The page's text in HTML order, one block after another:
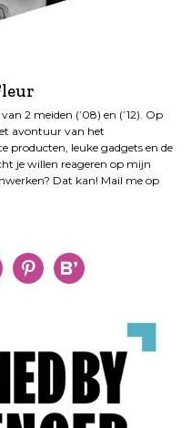
2 meiden (’08) en (’12). Op
avontuur van het
producten, leuke gadgets en de
je willen reageren op mijn
Dat kan! Mail me op
pinterestbloglovin